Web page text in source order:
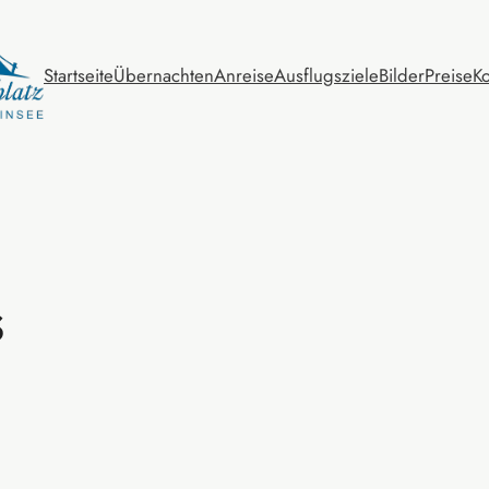
StartseiteÜbernachtenAnreiseAusflugszieleBilderPreise